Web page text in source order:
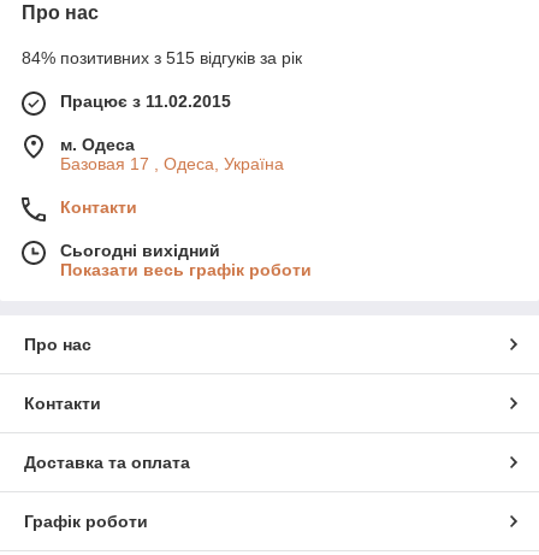
Про нас
84% позитивних з 515 відгуків за рік
Працює з 11.02.2015
м. Одеса
Базовая 17 , Одеса, Україна
Контакти
Сьогодні вихідний
Показати весь графік роботи
Про нас
Контакти
Доставка та оплата
Графік роботи